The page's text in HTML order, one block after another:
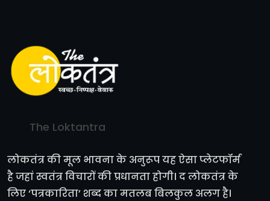
The Loktantra
लोकतंत्र की मूल भावना के अनुरूप यह ऐसा प्लेटफॉर्म
है जहां स्वतंत्र विचारों की प्रधानता होगी। द लोकतंत्र के
लिए ‘पत्रकारिता’ शब्द का मतलब बिलकुल अलग है।